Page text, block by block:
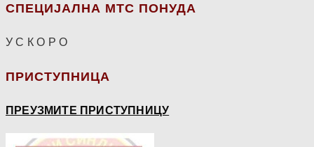
СПЕЦИЈАЛНА МТС ПОНУДА
У С К О Р О
ПРИСТУПНИЦА
ПРЕУЗМИТЕ ПРИСТУПНИЦУ